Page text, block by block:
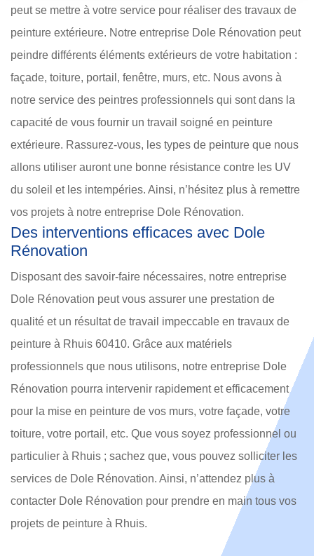
peut se mettre à votre service pour réaliser des travaux de
peinture extérieure. Notre entreprise Dole Rénovation peut
peindre différents éléments extérieurs de votre habitation :
façade, toiture, portail, fenêtre, murs, etc. Nous avons à
notre service des peintres professionnels qui sont dans la
capacité de vous fournir un travail soigné en peinture
extérieure. Rassurez-vous, les types de peinture que nous
allons utiliser auront une bonne résistance contre les UV
du soleil et les intempéries. Ainsi, n’hésitez plus à remettre
vos projets à notre entreprise Dole Rénovation.
Des interventions efficaces avec Dole
Rénovation
Disposant des savoir-faire nécessaires, notre entreprise
Dole Rénovation peut vous assurer une prestation de
qualité et un résultat de travail impeccable en travaux de
peinture à Rhuis 60410. Grâce aux matériels
professionnels que nous utilisons, notre entreprise Dole
Rénovation pourra intervenir rapidement et efficacement
pour la mise en peinture de vos murs, votre façade, votre
toiture, votre portail, etc. Que vous soyez professionnel ou
particulier à Rhuis ; sachez que, vous pouvez solliciter les
services de Dole Rénovation. Ainsi, n’attendez plus à
contacter Dole Rénovation pour prendre en main tous vos
projets de peinture à Rhuis.